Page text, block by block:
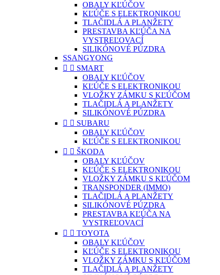
OBALY KĽÚČOV
KĽÚČE S ELEKTRONIKOU
TLAČIDLÁ A PLANŽETY
PRESTAVBA KĽÚČA NA
VYSTREĽOVACÍ
SILIKÓNOVÉ PÚZDRA
SSANGYONG
  SMART
OBALY KĽÚČOV
KĽÚČE S ELEKTRONIKOU
VLOŽKY ZÁMKU S KĽÚČOM
TLAČIDLÁ A PLANŽETY
SILIKÓNOVÉ PÚZDRA
  SUBARU
OBALY KĽÚČOV
KĽÚČE S ELEKTRONIKOU
  ŠKODA
OBALY KĽÚČOV
KĽÚČE S ELEKTRONIKOU
VLOŽKY ZÁMKU S KĽÚČOM
TRANSPONDER (IMMO)
TLAČIDLÁ A PLANŽETY
SILIKÓNOVÉ PÚZDRA
PRESTAVBA KĽÚČA NA
VYSTREĽOVACÍ
  TOYOTA
OBALY KĽÚČOV
KĽÚČE S ELEKTRONIKOU
VLOŽKY ZÁMKU S KĽÚČOM
TLAČIDLÁ A PLANŽETY